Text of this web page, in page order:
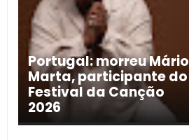
Portugal: morreu Mário
Marta, participante do
Festival da Canção
2026